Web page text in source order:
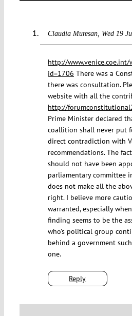
Claudia Muresan Wed 19
Reply
http://www.venice.coe.int/
id=1706 There was a
there was consultation.
website with all the
http://
Prime Minister declared
coallition shall never put
direct contradiction with
recommendations. The
should not have been
parliamentary committee
does not make all the
right. I believe more
warranted, especially
finding seems to be the
who’s political group
behind a government
one.